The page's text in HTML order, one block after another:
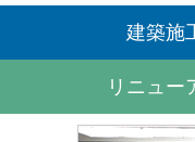
建築施
リニュー